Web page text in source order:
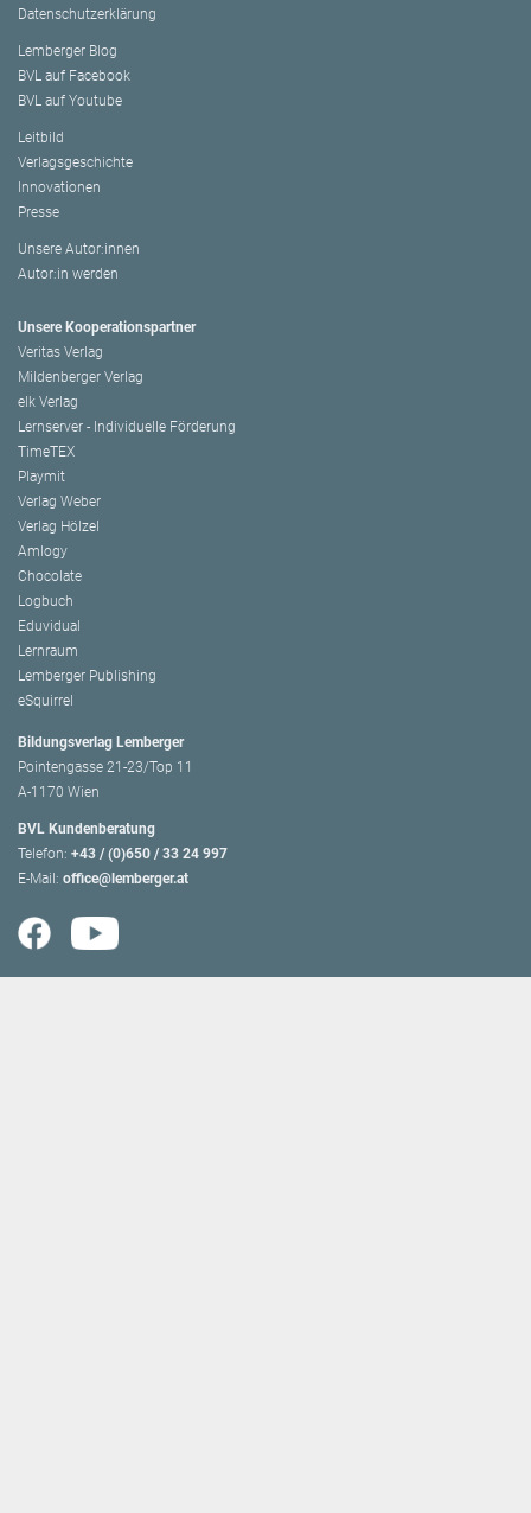
Datenschutzerklärung
Lemberger Blog
BVL auf Facebook
BVL auf Youtube
Leitbild
Verlagsgeschichte
Innovationen
Presse
Unsere Autor:innen
Autor:in werden
Unsere Kooperationspartner
Veritas Verlag
Mildenberger Verlag
elk Verlag
Lernserver - Individuelle Förderung
TimeTEX
Playmit
Verlag Weber
Verlag Hölzel
Amlogy
Chocolate
Logbuch
Eduvidual
Lernraum
Lemberger Publishing
eSquirrel
Bildungsverlag Lemberger
Pointengasse 21-23/Top 11
A-1170 Wien
BVL Kundenberatung
Telefon: +43 / (0)650 / 33 24 997
E-Mail: office@lemberger.at